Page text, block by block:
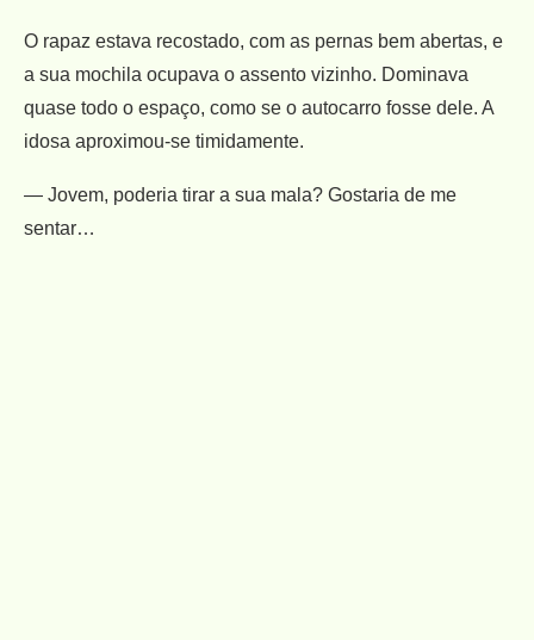
O rapaz estava recostado, com as pernas bem abertas, e
a sua mochila ocupava o assento vizinho. Dominava
quase todo o espaço, como se o autocarro fosse dele. A
idosa aproximou-se timidamente.
— Jovem, poderia tirar a sua mala? Gostaria de me
sentar…